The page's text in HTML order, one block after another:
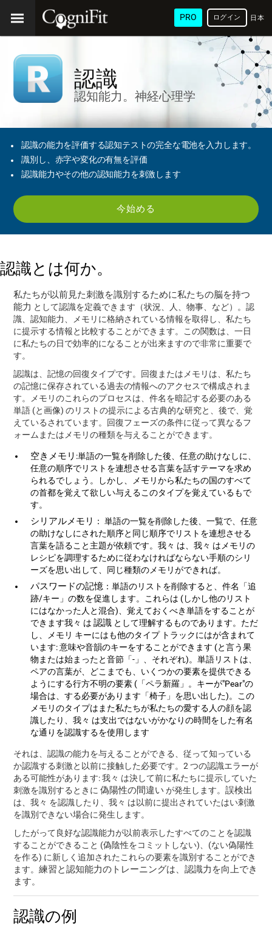
PRO 日本
語
ログイン
認識
認知能力。神経心理学
認識の能力を評価する認知テストの完全な電池を入力します。
識別し、赤字や変化の有無を評価
認識能力やその他の認知能力を刺激します
今始める
認識とは何か。
私たちが以前見た刺激を識別するために私たちの脳を持つ
能力 として認識を定義できます（状況、人、物事、など）。認
識、認知能力、メモリに格納されている情報を取得し、私たち
に提示する情報と比較することができます。この関数は、一日
に私たちの日で効率的になることが出来ますので非常に重要で
す。
認識は、記憶の回復タイプです。回復またはメモリは、私たち
の記憶に保存されている過去の情報へのアクセスで構成されま
す。メモリのこれらのプロセスは、件名を暗記する必要のある
単語 (と画像) のリストの提示による古典的な研究と、後で、覚
えているされています。回復フェーズの条件に従って異なるフ
ォームまたはメモリの種類を与えることができます。
空きメモリ :単語の一覧を削除した後、任意の助けなしに、
任意の順序でリストを連想させる言葉を話すテーマを求め
られるでしょう。しかし、メモリから私たちの国のすべて
の首都を覚えて欲しい与えるこのタイプを覚えているもで
す。
シリアルメモリ
： 単語の一覧を削除した後、一覧で、任意
の助けなしにされた順序と同じ順序でリストを連想させる
言葉を語ること主題が依頼です。我々 は、我々 はメモリの
レシピを調理するために従わなければならない手順のシリ
ーズを思い出して、同じ種類のメモリができれば。
パスワードの記憶 ：単語のリストを削除すると、件名「追
跡/キー」の数を促進します。これらは (しかし他のリスト
にはなかった人と混合)、覚えておくべき単語をすることが
できます我々 は認識 として理解するものであります。ただ
し、メモリ キーにはも他のタイプ トラックにはが含まれて
います: 意味や音韻のキーをすることができます (と言う果
物または始まったと音節「-」、それぞれ)。単語リストは、
ペアの言葉が、どこまでも、いくつかの要素を提供できる
ようにする行方不明の要素 (「ペラ新羅」。キーが"Pear"の
場合は、する必要があります「椅子」を思い出した)。この
メモリのタイプはまた私たちが私たちの愛する人の顔を認
識したり、我々 は支出ではないがかなりの時間をした有名
な通りを認識するを使用します
それは、認識の能力を与えることができる、従って知っている
か認識する刺激と以前に接触した必要です。2 つの認識エラーが
ある可能性があります: 我々 は決して前に私たちに提示していた
刺激を識別するときに偽陽性の間違い が発生します。誤検出
は、我々 を認識したり、我々 は以前に提出されていたはい刺激
を識別できない場合に発生します。
したがって良好な認識能力が以前表示したすべてのことを認識
することができること (偽陰性をコミットしない)、(ない偽陽性
を作る) に新しく追加されたこれらの要素を識別することができ
ます。練習と認知能力のトレーニングは、認識力を向上でき
ます。
認識の例